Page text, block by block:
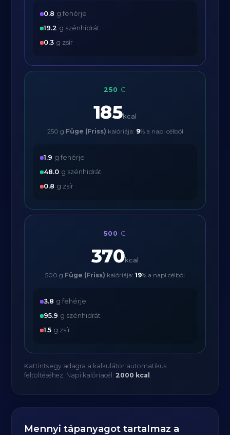
0.8 g fehérje
19.2 g szénhidrát
0.3 g zsír
250 G
185kcal
250 g Füge (Friss) kalóriája: 9% a napi célból
1.9 g fehérje
48.0 g szénhidrát
0.8 g zsír
500 G
370kcal
500 g Füge (Friss) kalóriája: 19% a napi célból
3.8 g fehérje
95.9 g szénhidrát
1.5 g zsír
Kattints egy adagra a kalkulátor automatikus
feltöltéséhez. Napi kalóriacél: 2000 kcal .
Mennyi tápanyagot tartalmaz a